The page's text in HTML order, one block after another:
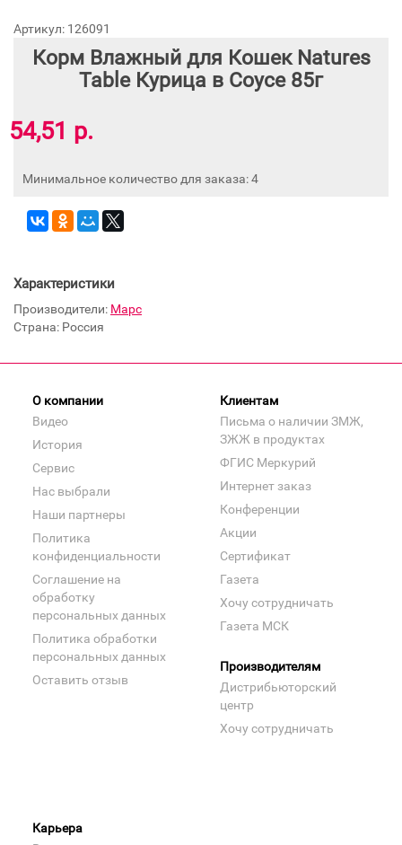
Артикул: 126091
Корм Влажный для Кошек Natures
Table Курица в Соусе 85г
54,51 р.
Минимальное количество для заказа: 4
Характеристики
Производители: Марс
Страна: Россия
О компании
Видео
История
Сервис
Нас выбрали
Наши партнеры
Политика
конфиденциальности
Соглашение на
обработку
персональных данных
Политика обработки
персональных данных
Оставить отзыв
Клиентам
Письма о наличии ЗМЖ,
ЗЖЖ в продуктах
ФГИС Меркурий
Интернет заказ
Конференции
Акции
Сертификат
Газета
Хочу сотрудничать
Газета МСК
Производителям
Дистрибьюторский
центр
Хочу сотрудничать
Карьера